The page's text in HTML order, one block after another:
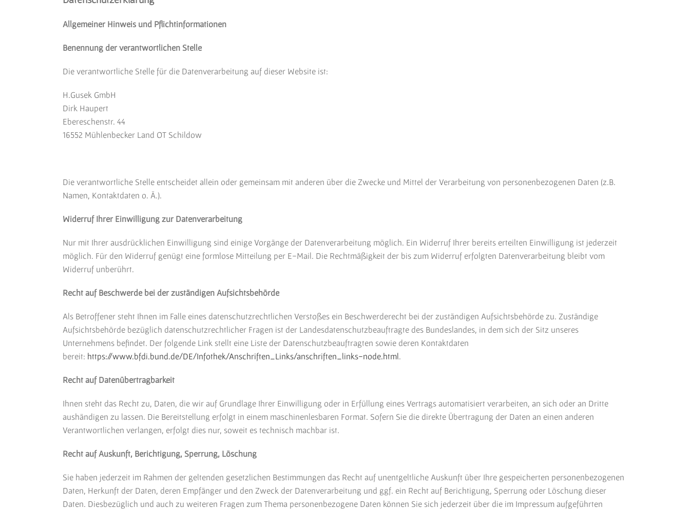
Allgemeiner Hinweis und Pflichtinformationen
Benennung der verantwortlichen Stelle
Die verantwortliche Stelle für die Datenverarbeitung auf dieser Website ist:
H.Gusek GmbH
Dirk Haupert
Ebereschenstr. 44
16552 Mühlenbecker Land OT Schildow
Die verantwortliche Stelle entscheidet allein oder gemeinsam mit anderen über die Zwecke und Mittel der Verarbeitung von personenbezogenen Daten (z.B.
Namen, Kontaktdaten o. Ä.).
Widerruf Ihrer Einwilligung zur Datenverarbeitung
Nur mit Ihrer ausdrücklichen Einwilligung sind einige Vorgänge der Datenverarbeitung möglich. Ein Widerruf Ihrer bereits erteilten Einwilligung ist jederzeit
möglich. Für den Widerruf genügt eine formlose Mitteilung per E-Mail. Die Rechtmäßigkeit der bis zum Widerruf erfolgten Datenverarbeitung bleibt vom
Widerruf unberührt.
Recht auf Beschwerde bei der zuständigen Aufsichtsbehörde
Als Betroffener steht Ihnen im Falle eines datenschutzrechtlichen Verstoßes ein Beschwerderecht bei der zuständigen Aufsichtsbehörde zu. Zuständige
Aufsichtsbehörde bezüglich datenschutzrechtlicher Fragen ist der Landesdatenschutzbeauftragte des Bundeslandes, in dem sich der Sitz unseres
Unternehmens befindet. Der folgende Link stellt eine Liste der Datenschutzbeauftragten sowie deren Kontaktdaten
bereit: https://www.bfdi.bund.de/DE/Infothek/Anschriften_Links/anschriften_links-node.html.
Recht auf Datenübertragbarkeit
Ihnen steht das Recht zu, Daten, die wir auf Grundlage Ihrer Einwilligung oder in Erfüllung eines Vertrags automatisiert verarbeiten, an sich oder an Dritte
aushändigen zu lassen. Die Bereitstellung erfolgt in einem maschinenlesbaren Format. Sofern Sie die direkte Übertragung der Daten an einen anderen
Verantwortlichen verlangen, erfolgt dies nur, soweit es technisch machbar ist.
Recht auf Auskunft, Berichtigung, Sperrung, Löschung
Sie haben jederzeit im Rahmen der geltenden gesetzlichen Bestimmungen das Recht auf unentgeltliche Auskunft über Ihre gespeicherten personenbezogenen
Daten, Herkunft der Daten, deren Empfänger und den Zweck der Datenverarbeitung und ggf. ein Recht auf Berichtigung, Sperrung oder Löschung dieser
Daten. Diesbezüglich und auch zu weiteren Fragen zum Thema personenbezogene Daten können Sie sich jederzeit über die im Impressum aufgeführten